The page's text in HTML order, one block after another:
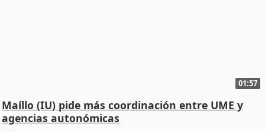
01:57
Maíllo (IU) pide más coordinación entre UME y
agencias autonómicas